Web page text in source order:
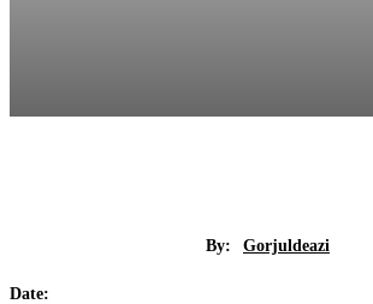
By: Gorjuldeazi
Date: